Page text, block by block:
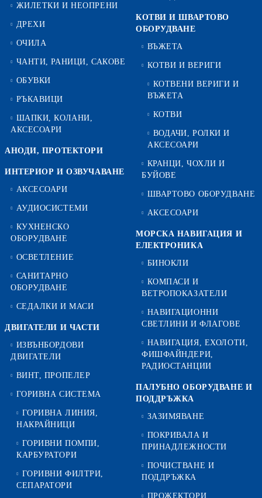
ЖИЛЕТКИ И НЕОПРЕНИ
ДРЕХИ
ОЧИЛА
ЧАНТИ, РАНИЦИ, САКОВЕ
ОБУВКИ
РЪКАВИЦИ
ШАПКИ, КОЛАНИ,
АКСЕСОАРИ
АНОДИ, ПРОТЕКТОРИ
ИНТЕРИОР И ОЗВУЧАВАНЕ
АКСЕСОАРИ
АУДИОСИСТЕМИ
КУХНЕНСКО
ОБОРУДВАНЕ
ОСВЕТЛЕНИЕ
САНИТАРНО
ОБОРУДВАНЕ
СЕДАЛКИ И МАСИ
ДВИГАТЕЛИ И ЧАСТИ
ИЗВЪНБОРДОВИ
ДВИГАТЕЛИ
ВИНТ, ПРОПЕЛЕР
ГОРИВНА СИСТЕМА
ГОРИВНА ЛИНИЯ,
НАКРАЙНИЦИ
ГОРИВНИ ПОМПИ,
КАРБУРАТОРИ
ГОРИВНИ ФИЛТРИ,
СЕПАРАТОРИ
КОТВИ И ШВАРТОВО
ОБОРУДВАНЕ
ВЪЖЕТА
КОТВИ И ВЕРИГИ
КОТВЕНИ ВЕРИГИ И
ВЪЖЕТА
КОТВИ
ВОДАЧИ, РОЛКИ И
АКСЕСОАРИ
КРАНЦИ, ЧОХЛИ И
БУЙОВЕ
ШВАРТОВО ОБОРУДВАНЕ
АКСЕСОАРИ
МОРСКА НАВИГАЦИЯ И
ЕЛЕКТРОНИКА
БИНОКЛИ
КОМПАСИ И
ВЕТРОПОКАЗАТЕЛИ
НАВИГАЦИОННИ
СВЕТЛИНИ И ФЛАГОВЕ
НАВИГАЦИЯ, ЕХОЛОТИ,
ФИШФАЙНДЕРИ,
РАДИОСТАНЦИИ
ПАЛУБНО ОБОРУДВАНЕ И
ПОДДРЪЖКА
ЗАЗИМЯВАНЕ
ПОКРИВАЛА И
ПРИНАДЛЕЖНОСТИ
ПОЧИСТВАНЕ И
ПОДДРЪЖКА
ПРОЖЕКТОРИ